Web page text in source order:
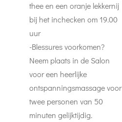
thee en een oranje lekkernij
bij het inchecken om 19.00
uur
-Blessures voorkomen?
Neem plaats in de Salon
voor een heerlijke
ontspanningsmassage voor
twee personen van 50
minuten gelijktijdig.